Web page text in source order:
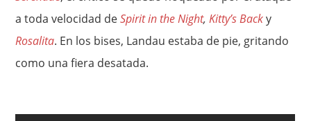
a toda velocidad deSpirit in the Night,Kitty’s Backy
Rosalita. En los bises, Landau estaba de pie, gritando
como una fiera desatada.